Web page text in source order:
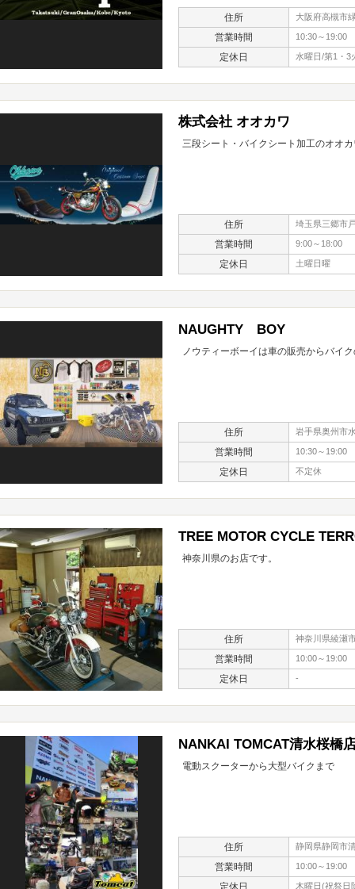
住所 大阪府高槻市
営業時間 10:30～19:00
定休日 水曜日/第1・3
株式会社 オオカワ
三段シート・バイクシート加工のオオ
住所 埼玉県三郷市
営業時間 9:00～18:00
定休日 土曜日曜
NAUGHTY BOY
ノウティーボーイは車の販売からバイ
住所 岩手県奥州市
営業時間 10:30～19:00
定休日 不定休
TREE MOTOR CYCLE
神奈川県のお店です。
住所 神奈川県綾瀬
営業時間 10:00～19:00
定休日 -
NANKAI TOMCAT清水桜橋
電動スクーターから大型バイクまで
住所 静岡県静岡市
営業時間 10:00～19:00
定休日 木曜日(祝祭日